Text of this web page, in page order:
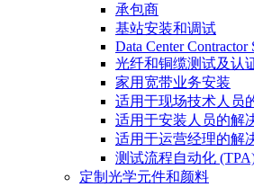
承包商
基站安装和调试
Data Center Contractor
光纤和铜缆测试及认
家用宽带业务安装
适用于现场技术人员
适用于安装人员的解
适用于运营经理的解
测试流程自动化
定制光学元件和颜料